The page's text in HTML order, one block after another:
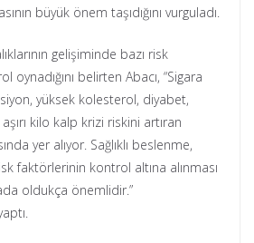
büyük önem taşıdığını vurguladı.
gelişiminde bazı risk
belirten Abacı, “Sigara
yüksek kolesterol, diyabet,
kilo kalp krizi riskini artıran
yer alıyor. Sağlıklı beslenme,
faktörlerinin kontrol altına alınması
oldukça önemlidir.”